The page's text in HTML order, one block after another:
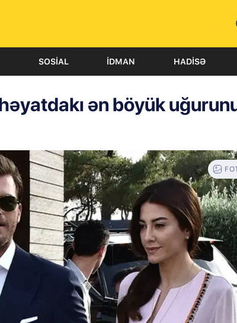
SOSIAL İDMAN HADISƏ
ən böyük